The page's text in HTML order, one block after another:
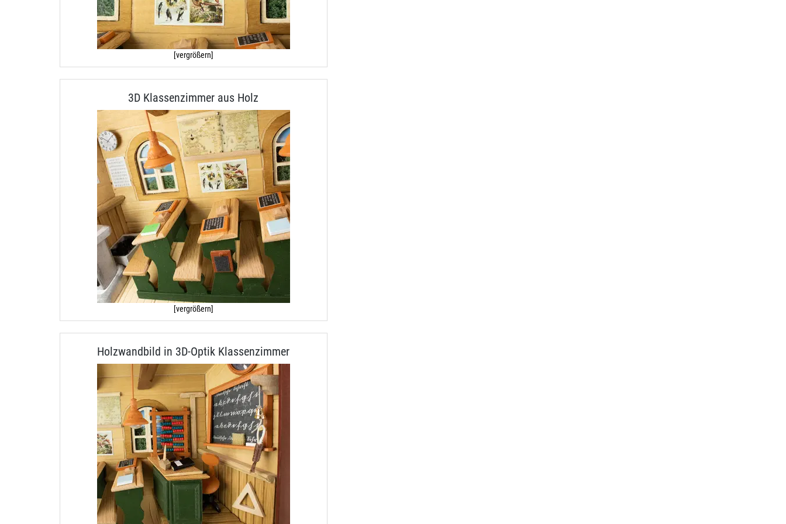
[vergrößern]
3D Klassenzimmer aus Holz
[vergrößern]
Holzwandbild in 3D-Optik Klassenzimmer